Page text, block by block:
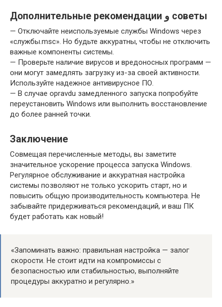
Дополнительные рекомендации و советы
— Отключайте неиспользуемые службы Windows через
«службы.msc». Но будьте аккуратны, чтобы не отключить
важные компоненты системы.
— Проверьте наличие вирусов и вредоносных программ —
они могут замедлять загрузку из-за своей активности.
Используйте надежное антивирусное ПО.
— В случае opravdu замедленного запуска попробуйте
переустановить Windows или выполнить восстановление
до более ранней точки.
Заключение
Совмещая перечисленные методы, вы заметите
значительное ускорение процесса запуска Windows.
Регулярное обслуживание и аккуратная настройка
системы позволяют не только ускорить старт, но и
повысить общую производительность компьютера. Не
забывайте придерживаться рекомендаций, и ваш ПК
будет работать как новый!
«Запоминать важно: правильная настройка — залог
скорости. Не стоит идти на компромиссы с
безопасностью или стабильностью, выполняйте
процедуры аккуратно и регулярно.»